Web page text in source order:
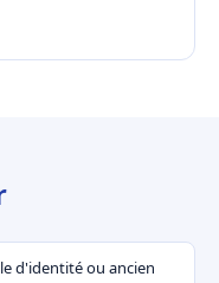
d'identité ou ancien